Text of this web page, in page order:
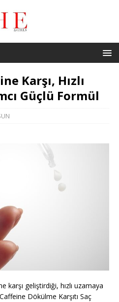
Karşı, Hızlı
Güçlü Formül
karşı geliştirdiği, hızlı uzamaya
Dökülme Karşıtı Saç